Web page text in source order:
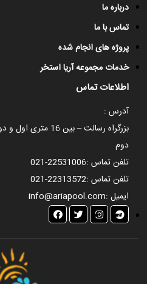
درباره ما
تماس با ما
پروژه های انجام شده
خدمات مجموعه آریا استخر
اطلاعات تماس
آدرس :
دوم
تلفن تماس :021-22531006
تلفن تماس :021-22313572
ایمیل :info@ariapool.com